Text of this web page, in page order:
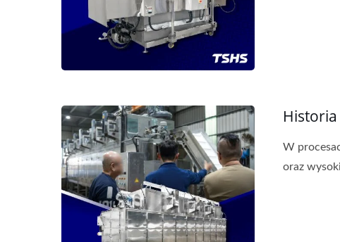
Historia
W
oraz
Ciągła Frytkownica Taśmowa